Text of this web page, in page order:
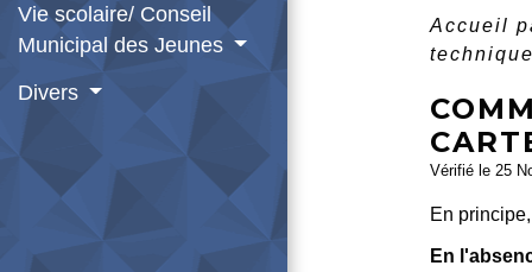
Vie scolaire/ Conseil
Municipal des Jeunes
Divers
Accueil
Vérifié le 25
En
En